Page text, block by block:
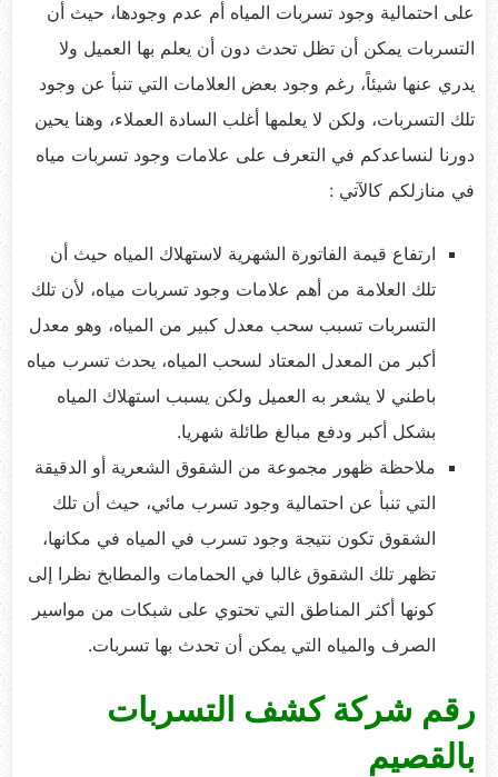
على احتمالية وجود تسربات المياه أم عدم وجودها، حيث أن
التسربات يمكن أن تظل تحدث دون أن يعلم بها العميل ولا
يدري عنها شيئاً، رغم وجود بعض العلامات التي تنبأ عن وجود
تلك التسربات، ولكن لا يعلمها أغلب السادة العملاء، وهنا يحين
دورنا لنساعدكم في التعرف على علامات وجود تسربات مياه
في منازلكم كالآتي :
ارتفاع قيمة الفاتورة الشهرية لاستهلاك المياه حيث أن
تلك العلامة من أهم علامات وجود تسربات مياه، لأن تلك
التسربات تسبب سحب معدل كبير من المياه، وهو معدل
أكبر من المعدل المعتاد لسحب المياه، يحدث تسرب مياه
باطني لا يشعر به العميل ولكن يسبب استهلاك المياه
بشكل أكبر ودفع مبالغ طائلة شهريا.
ملاحظة ظهور مجموعة من الشقوق الشعرية أو الدقيقة
التي تنبأ عن احتمالية وجود تسرب مائي، حيث أن تلك
الشقوق تكون نتيجة وجود تسرب في المياه في مكانها،
تظهر تلك الشقوق غالبا في الحمامات والمطابخ نظرا إلى
كونها أكثر المناطق التي تحتوي على شبكات من مواسير
الصرف والمياه التي يمكن أن تحدث بها تسربات.
رقم شركة كشف التسربات
بالقصيم